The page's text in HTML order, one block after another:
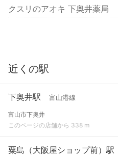
クスリのアオキ 下奥井薬局
近くの駅
下奥井駅 富山港線
富山市下奥井
このページの店舗から 338 m
粟島（大阪屋ショップ前）駅